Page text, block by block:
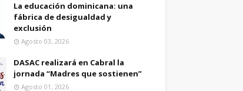
La educación dominicana: una
fábrica de desigualdad y
exclusión
Agosto 03, 2026
DASAC realizará en Cabral la
jornada “Madres que sostienen”
Agosto 01, 2026